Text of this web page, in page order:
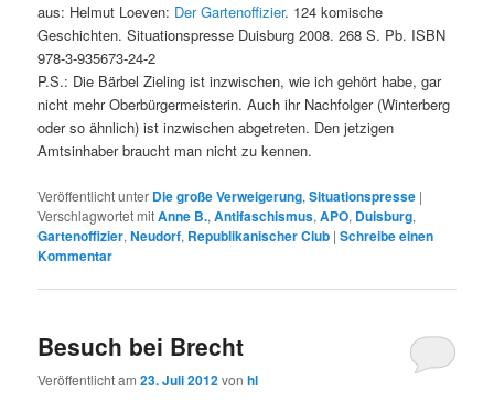
aus: Helmut Loeven: Der Gartenoffizier. 124 komische
Geschichten. Situationspresse Duisburg 2008. 268 S. Pb. ISBN
978-3-935673-24-2
P.S.: Die Bärbel Zieling ist inzwischen, wie ich gehört habe, gar
nicht mehr Oberbürgermeisterin. Auch ihr Nachfolger (Winterberg
oder so ähnlich) ist inzwischen abgetreten. Den jetzigen
Amtsinhaber braucht man nicht zu kennen.
Veröffentlicht unter Die große Verweigerung,Situationspresse |
Verschlagwortet mitAnne B.,Antifaschismus,APO, Duisburg,
Gartenoffizier,Neudorf, Republikanischer Club |Schreibe einen
Kommentar
Besuch bei Brecht
Veröffentlicht am23. Juli 2012vonhl